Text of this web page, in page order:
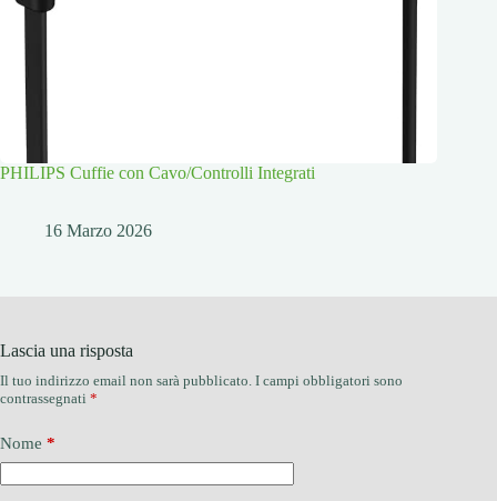
PHILIPS Cuffie con Cavo/Controlli Integrati
16 Marzo 2026
Lascia una risposta
Il tuo indirizzo email non sarà pubblicato. I campi obbligatori sono
contrassegnati *
Nome *